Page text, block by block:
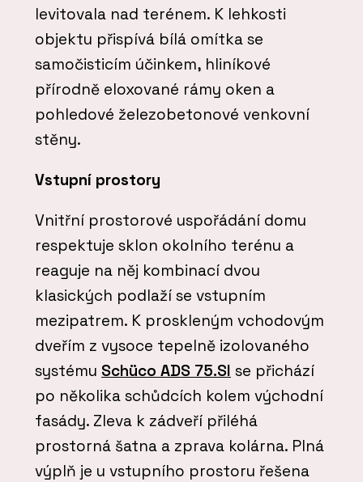
levitovala nad terénem. K lehkosti
objektu přispívá bílá omítka se
samočisticím účinkem, hliníkové
přírodně eloxované rámy oken a
pohledové železobetonové venkovní
stěny.
Vstupní prostory
Vnitřní prostorové uspořádání domu
respektuje sklon okolního terénu a
reaguje na něj kombinací dvou
klasických podlaží se vstupním
mezipatrem. K proskleným vchodovým
dveřím z vysoce tepelně izolovaného
systému Schüco ADS 75.SI se přichází
po několika schůdcích kolem východní
fasády. Zleva k zádveří přiléhá
prostorná šatna a zprava kolárna. Plná
výplň je u vstupního prostoru řešena